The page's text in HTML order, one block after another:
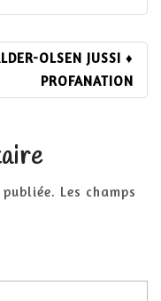
OLSEN JUSSI ♦
PROFANATION
Les champs